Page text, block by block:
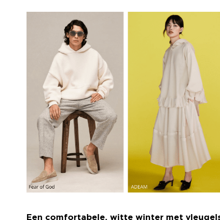
Een comfortabele, witte winter met